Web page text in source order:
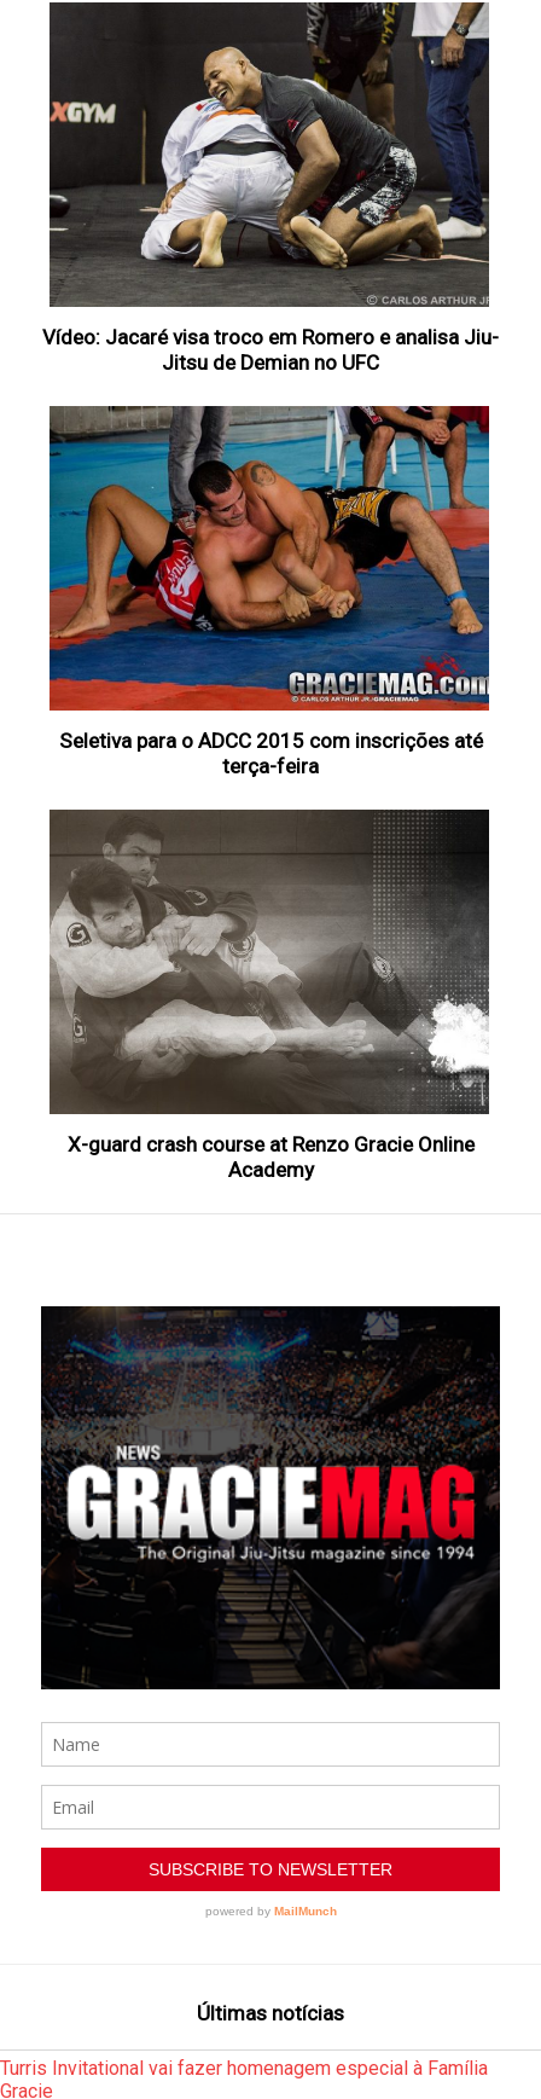
Vídeo: Jacaré visa troco em Romero e analisa Jiu-
Jitsu de Demian no UFC
Seletiva para o ADCC 2015 com inscrições até
terça-feira
X-guard crash course at Renzo Gracie Online
Academy
Últimas notícias
Turris Invitational vai fazer homenagem especial à Família
Gracie